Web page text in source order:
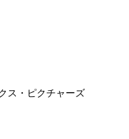
ス・ピクチャーズ